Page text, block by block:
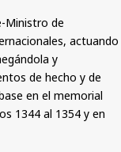
Ministro de
actuando
y
de hecho y de
en el memorial
1344 al 1354 y en